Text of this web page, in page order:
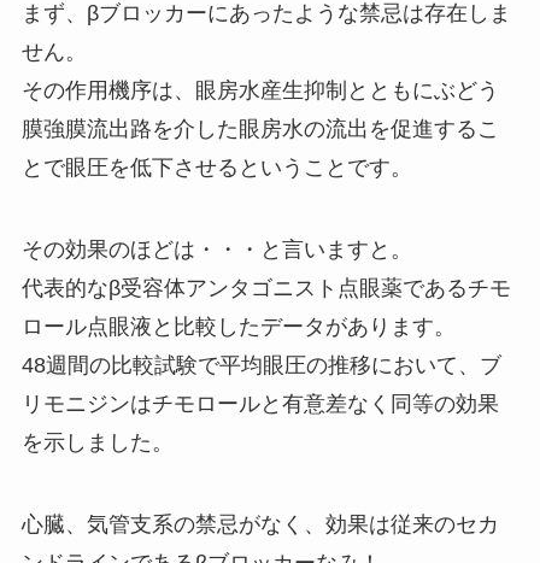
まず、βブロッカーにあったような禁忌は存在しま
せん。
その作用機序は、眼房水産生抑制とともにぶどう
膜強膜流出路を介した眼房水の流出を促進するこ
とで眼圧を低下させるということです。
その効果のほどは・・・と言いますと。
代表的なβ受容体アンタゴニスト点眼薬であるチモ
ロール点眼液と比較したデータがあります。
48週間の比較試験で平均眼圧の推移において、ブ
リモニジンはチモロールと有意差なく同等の効果
を示しました。
心臓、気管支系の禁忌がなく、効果は従来のセカ